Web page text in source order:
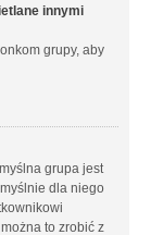
innymi
grupy, aby
grupa jest
dla niego
to zrobić z